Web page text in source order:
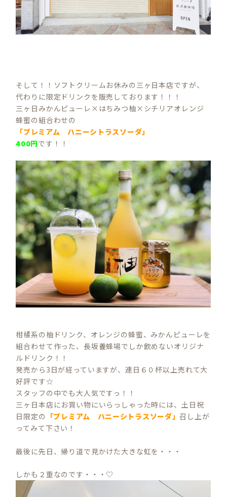
そして！！ソフトクリームお休みの三ヶ日本店ですが、
代わりに限定ドリンクを販売しております！！！
三ヶ日みかんピューレ×はちみつ柚×シチリアオレンジ
蜂蜜の組合わせの
「プレミアム ハニーシトラスソーダ」
400円です！！
柑橘系の柚ドリンク、オレンジの蜂蜜、みかんピューレを
組合わせて作った、長坂養蜂場でしか飲めないオリジナ
ルドリンク！！
発売から3日が経っていますが、連日６０杯以上売れて大
好評です☆
スタッフの中でも大人気ですっ！！
三ヶ日本店にお買い物にいらっしゃった時には、土日祝
日限定の 「プレミアム ハニーシトラスソーダ」召し上が
ってみて下さい！
最後に先日、帰り道で見かけた大きな虹を・・・
しかも２重なのです・・・♡